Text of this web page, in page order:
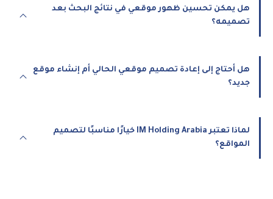
هل يمكن تحسين ظهور موقعي في نتائج البحث بعد
تصميمه؟
هل أحتاج إلى إعادة تصميم موقعي الحالي أم إنشاء موقع
جديد؟
لماذا تعتبر IM Holding Arabia خيارًا مناسبًا لتصميم
المواقع؟